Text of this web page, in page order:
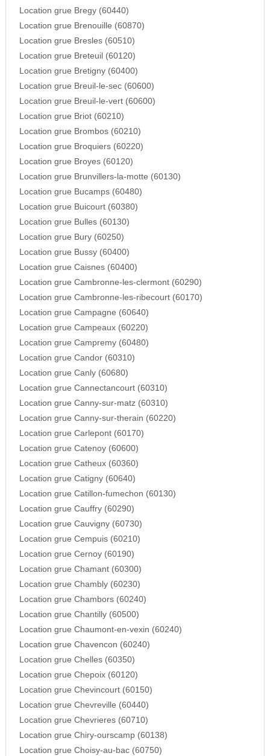
Location grue Bregy (60440)
Location grue Brenouille (60870)
Location grue Bresles (60510)
Location grue Breteuil (60120)
Location grue Bretigny (60400)
Location grue Breuil-le-sec (60600)
Location grue Breuil-le-vert (60600)
Location grue Briot (60210)
Location grue Brombos (60210)
Location grue Broquiers (60220)
Location grue Broyes (60120)
Location grue Brunvillers-la-motte (60130)
Location grue Bucamps (60480)
Location grue Buicourt (60380)
Location grue Bulles (60130)
Location grue Bury (60250)
Location grue Bussy (60400)
Location grue Caisnes (60400)
Location grue Cambronne-les-clermont (60290)
Location grue Cambronne-les-ribecourt (60170)
Location grue Campagne (60640)
Location grue Campeaux (60220)
Location grue Campremy (60480)
Location grue Candor (60310)
Location grue Canly (60680)
Location grue Cannectancourt (60310)
Location grue Canny-sur-matz (60310)
Location grue Canny-sur-therain (60220)
Location grue Carlepont (60170)
Location grue Catenoy (60600)
Location grue Catheux (60360)
Location grue Catigny (60640)
Location grue Catillon-fumechon (60130)
Location grue Cauffry (60290)
Location grue Cauvigny (60730)
Location grue Cempuis (60210)
Location grue Cernoy (60190)
Location grue Chamant (60300)
Location grue Chambly (60230)
Location grue Chambors (60240)
Location grue Chantilly (60500)
Location grue Chaumont-en-vexin (60240)
Location grue Chavencon (60240)
Location grue Chelles (60350)
Location grue Chepoix (60120)
Location grue Chevincourt (60150)
Location grue Chevreville (60440)
Location grue Chevrieres (60710)
Location grue Chiry-ourscamp (60138)
Location grue Choisy-au-bac (60750)